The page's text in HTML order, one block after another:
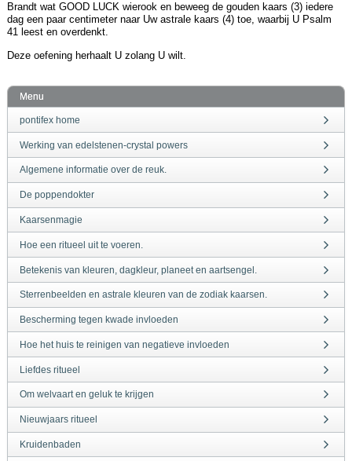
Brandt wat GOOD LUCK wierook en beweeg de gouden kaars (3) iedere
dag een paar centimeter naar Uw astrale kaars (4) toe, waarbij U Psalm
41 leest en overdenkt.
Deze oefening herhaalt U zolang U wilt.
Menu
pontifex home
Werking van edelstenen-crystal powers
Algemene informatie over de reuk.
De poppendokter
Kaarsenmagie
Hoe een ritueel uit te voeren.
Betekenis van kleuren, dagkleur, planeet en aartsengel.
Sterrenbeelden en astrale kleuren van de zodiak kaarsen.
Bescherming tegen kwade invloeden
Hoe het huis te reinigen van negatieve invloeden
Liefdes ritueel
Om welvaart en geluk te krijgen
Nieuwjaars ritueel
Kruidenbaden